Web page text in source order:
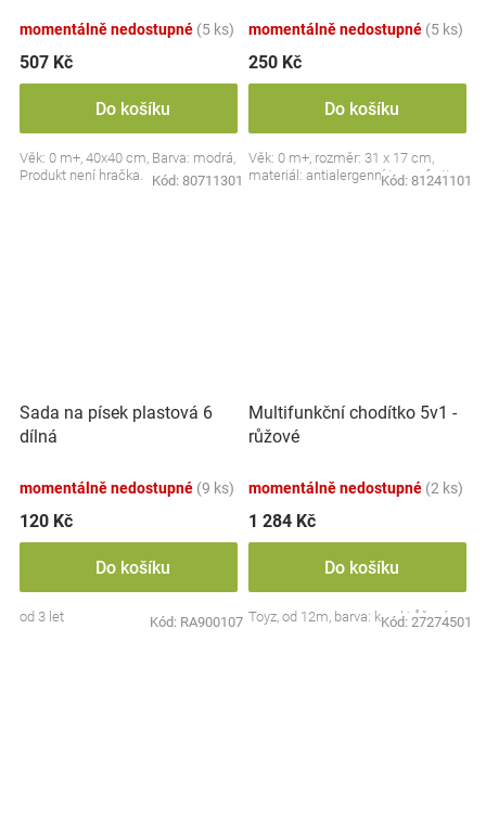
momentálně nedostupné (5 ks)
507 Kč
Do košíku
Věk: 0 m+, 40x40 cm, Barva: modrá,
Produkt není hračka.
Kód: 80711301
momentálně nedostupné (5 ks)
250 Kč
Do košíku
Věk: 0 m+, rozměr: 31 x 17 cm,
materiál: antialergenní termofrotte
Kód: 81241101
Sada na písek plastová 6
dílná
momentálně nedostupné (9 ks)
120 Kč
Do košíku
od 3 let Kód: RA900107
Multifunkční chodítko 5v1 -
růžové
momentálně nedostupné (2 ks)
1 284 Kč
Do košíku
Toyz, od 12m, barva: koral/růžová
Kód: 27274501